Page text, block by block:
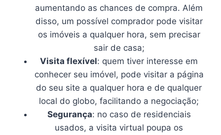
aumentando as chances de compra. Além
disso, um possível comprador pode visitar
os imóveis a qualquer hora, sem precisar
sair de casa;
Visita flexível: quem tiver interesse em
conhecer seu imóvel, pode visitar a página
do seu site a qualquer hora e de qualquer
local do globo, facilitando a negociação;
Segurança: no caso de residenciais
usados, a visita virtual poupa os